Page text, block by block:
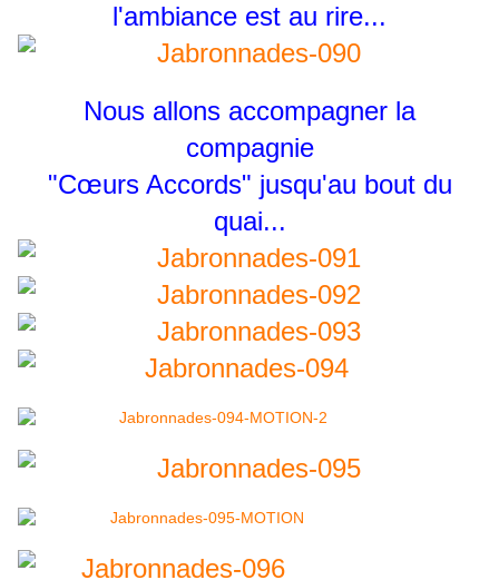
l'ambiance est au rire...
Nous allons accompagner la
compagnie
"Cœurs Accords" jusqu'au bout du
quai...